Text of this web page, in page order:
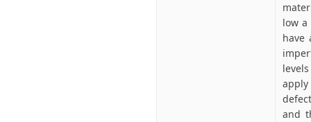
low
have
apply
and